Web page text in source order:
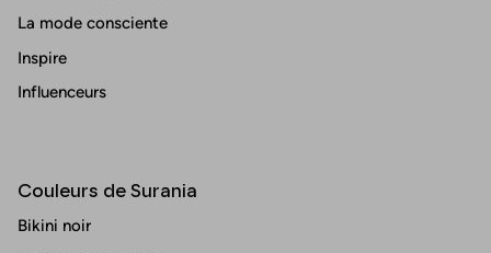
La mode consciente
Inspire
Influenceurs
Couleurs de Surania
Bikini noir